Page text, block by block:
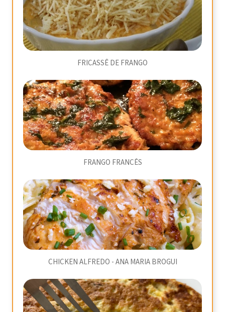
FRICASSÊ DE FRANGO
FRANGO FRANCÊS
CHICKEN ALFREDO - ANA MARIA BROGUI